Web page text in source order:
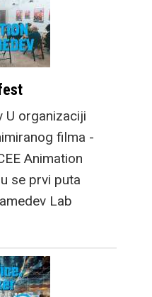
U organizaciji
filma -
Animation
se prvi puta
Lab